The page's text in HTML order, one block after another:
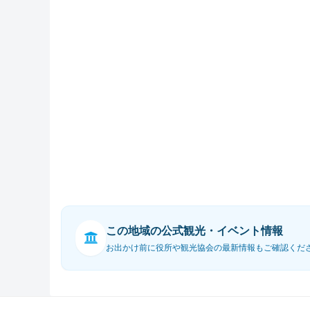
この地域の公式観光・イベント情報
お出かけ前に役所や観光協会の最新情報もご確認くだ